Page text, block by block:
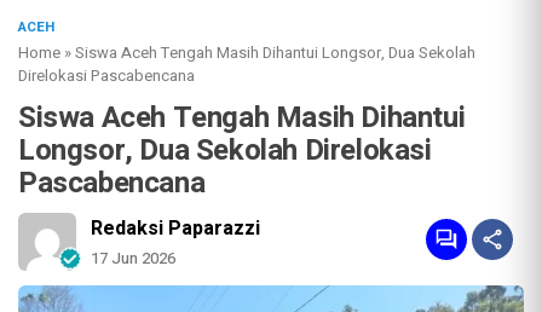
ACEH
Home »Siswa Aceh Tengah Masih Dihantui Longsor, Dua Sekolah
Direlokasi Pascabencana
Siswa Aceh Tengah Masih Dihantui
Longsor, Dua Sekolah Direlokasi
Pascabencana
Redaksi Paparazzi
17 Jun 2026